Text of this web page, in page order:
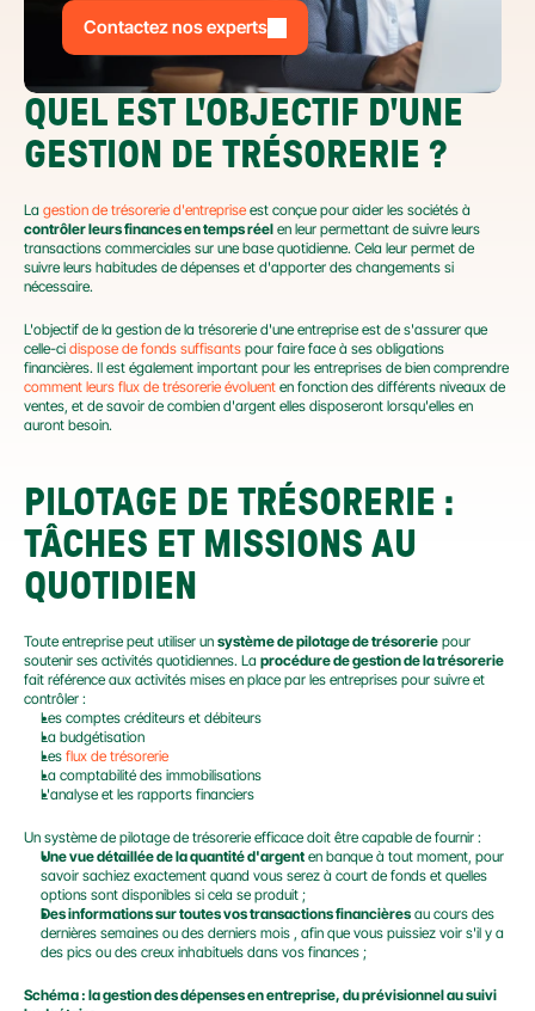
Contactez nos experts
QUEL EST L'OBJECTIF D'UNE
GESTION DE TRÉSORERIE ?
La gestion de trésorerie d'entreprise
contrôler leurs finances en temps réel en leur permettant de suivre leurs
transactions commerciales sur une base quotidienne. Cela leur permet de
suivre leurs habitudes de dépenses et d'apporter des changements si
nécessaire.
L'objectif de la gestion de la trésorerie d'une entreprise est de s'assurer que
celle-ci dispose de fonds suffisants pour faire face à ses obligations
comment leurs flux de trésorerie évoluent en fonction des différents niveaux de
ventes, et de savoir de combien d'argent elles disposeront lorsqu'elles en
auront besoin.
PILOTAGE DE TRÉSORERIE :
TÂCHES ET MISSIONS AU
QUOTIDIEN
Toute entreprise peut utiliser un système de pilotage de trésorerie pour
soutenir ses activités quotidiennes. La procédure de gestion de la trésorerie
fait référence aux activités mises en place par les entreprises pour suivre et
contrôler :
Les comptes créditeurs et débiteurs
La budgétisation
Les flux de trésorerie
La comptabilité des immobilisations
L'analyse et les rapports financiers
Un système de pilotage de trésorerie efficace doit être capable de fournir :
Une vue détaillée de la quantité d'argent en banque à tout moment, pour
savoir sachiez exactement quand vous serez à court de fonds et quelles
options sont disponibles si cela se produit ;
Des informations sur toutes vos transactions financières au cours des
dernières semaines ou des derniers mois , afin que vous puissiez voir s'il y a
des pics ou des creux inhabituels dans vos finances ;
Schéma : la gestion des dépenses en entreprise, du prévisionnel au suivi